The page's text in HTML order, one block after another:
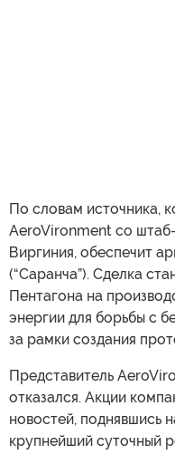
По словам источника,
AeroVironment со
Виргиния, обеспечит
(“Саранча”). Сделка
Пентагона на
энергии для борьбы с
за рамки создания
Представитель
отказался. Акции
новостей, поднявшись
крупнейший суточный